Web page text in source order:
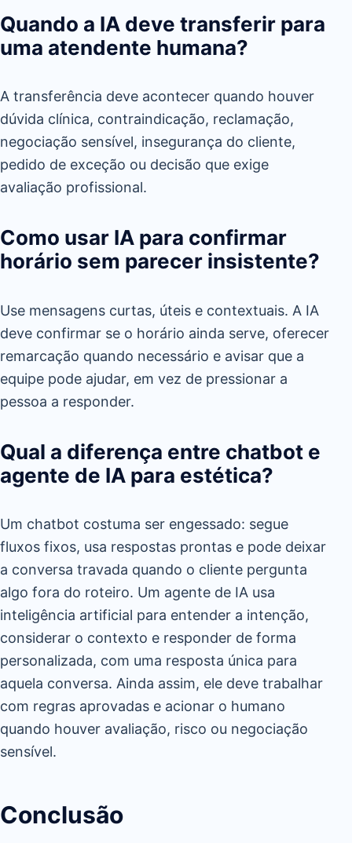
Quando a IA deve transferir para
uma atendente humana?
A transferência deve acontecer quando houver
dúvida clínica, contraindicação, reclamação,
negociação sensível, insegurança do cliente,
pedido de exceção ou decisão que exige
avaliação profissional.
Como usar IA para confirmar
horário sem parecer insistente?
Use mensagens curtas, úteis e contextuais. A IA
deve confirmar se o horário ainda serve, oferecer
remarcação quando necessário e avisar que a
equipe pode ajudar, em vez de pressionar a
pessoa a responder.
Qual a diferença entre chatbot e
agente de IA para estética?
Um chatbot costuma ser engessado: segue
fluxos fixos, usa respostas prontas e pode deixar
a conversa travada quando o cliente pergunta
algo fora do roteiro. Um agente de IA usa
inteligência artificial para entender a intenção,
considerar o contexto e responder de forma
personalizada, com uma resposta única para
aquela conversa. Ainda assim, ele deve trabalhar
com regras aprovadas e acionar o humano
quando houver avaliação, risco ou negociação
sensível.
Conclusão